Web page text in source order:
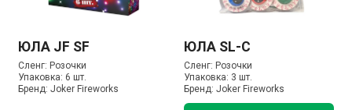
ЮЛА JF SF
Сленг: Розочки
Упаковка: 6 шт.
Бренд: Joker Fireworks
ЮЛА SL-C
Сленг: Розочки
Упаковка: 3 шт.
Бренд: Joker Fireworks